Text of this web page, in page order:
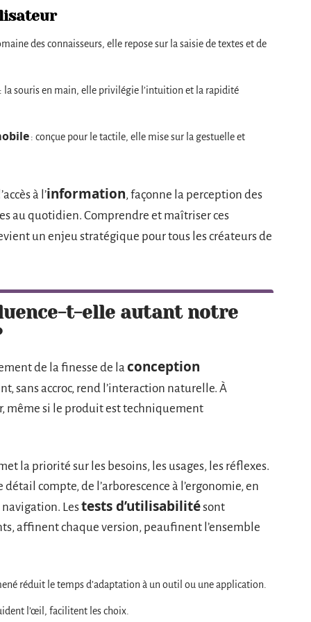
des connaisseurs, elle repose sur la saisie de textes et de
la souris en main, elle privilégie l’intuition et la rapidité
: conçue pour le tactile, elle mise sur la gestuelle et
à l’information, façonne la perception des
au quotidien. Comprendre et maîtriser ces
un enjeu stratégique pour tous les créateurs de
t-elle autant notre
de la finesse de la conception
sans accroc, rend l’interaction naturelle. À
même si le produit est techniquement
la priorité sur les besoins, les usages, les réflexes.
compte, de l’arborescence à l’ergonomie, en
Lestests d’utilisabilitésont
affinent chaque version, peaufinent l’ensemble
réduit le temps d’adaptation à un outil ou une application.
l’œil, facilitent les choix.